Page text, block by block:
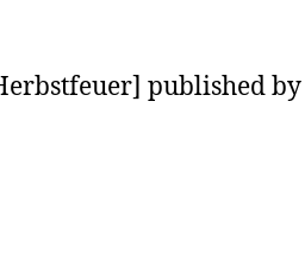
published